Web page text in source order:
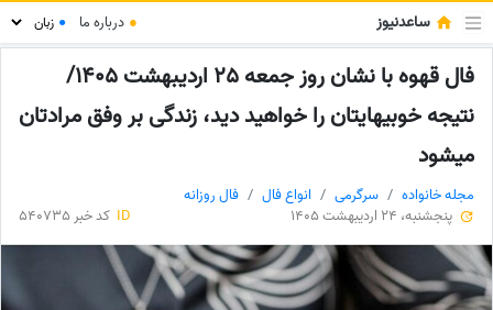
ساعدنیوز ● درباره ما ●
فال قهوه با نشان روز جمعه 25 اردیبهشت 1405/
نتیجه خوبیهایتان را خواهید دید، زندگی بر وفق مرادتان
میشود
مجله خانواده سرگرمی انواع فال
فال روزانه
پنجشنبه، 24 اردیبهشت 1405
ID کد خبر 540735